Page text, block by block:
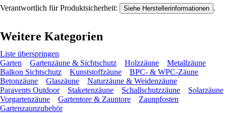
Verantwortlich für Produktsicherheit: Siehe Herstellerinformationen .
Weitere Kategorien
Liste überspringen
Garten
Gartenzäune & Sichtschutz Holzzäune
Metallzäune
Balkon Sichtschutz
Kunststoffzäune
BPC- & WPC-Zäune
Betonzäune
Glaszäune
Naturzäune & Weidenzäune
Paravents Outdoor
Staketenzäune Schallschutzzäune
Solarzäune
Vorgartenzäune
Gartentore & Zauntore
Zaunpfosten
Gartenzaunzubehör